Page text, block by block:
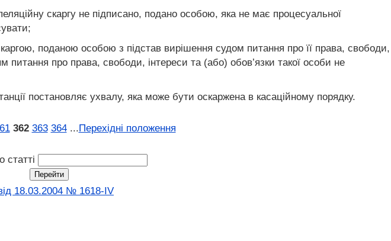
скаргу не підписано, подано особою, яка не має процесуальної
поданою особою з підстав вирішення судом питання про її права, свободи,
про права, свободи, інтереси та (або) обов’язки такої особи не
постановляє ухвалу, яка може бути оскаржена в касаційному порядку.
362 363 364 ...Перехідні положення
статті
18.03.2004 № 1618-IV